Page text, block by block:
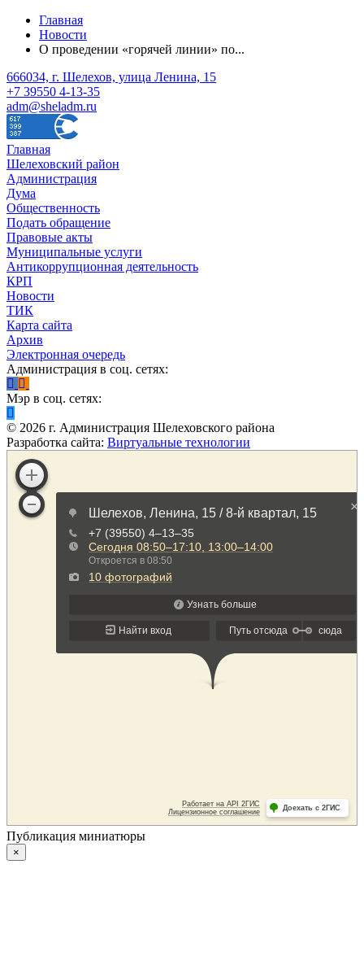
Главная
Новости
О проведении «горячей линии» по...
666034, г. Шелехов, улица Ленина, 15
+7 39550 4-13-35
adm@sheladm.ru
Главная
Шелеховский район
Администрация
Дума
Общественность
Подать обращение
Правовые акты
Муниципальные услуги
Антикоррупционная деятельность
КРП
Новости
ТИК
Карта сайта
Архив
Электронная очередь
Администрация в соц. сетях:
Мэр в соц. сетях:
© 2026 г. Администрация Шелеховского района
Разработка сайта: Виртуальные технологии
Публикация миниатюры
×